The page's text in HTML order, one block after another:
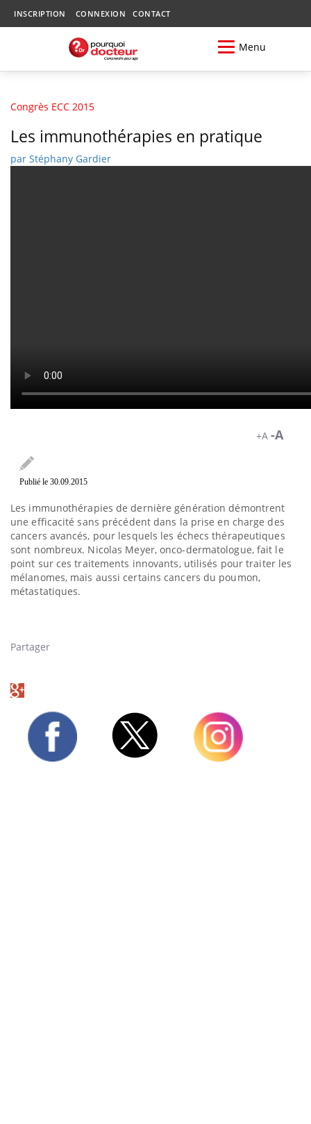
INSCRIPTION CONNEXION CONTACT
Menu
Congrès ECC 2015
Les immunothérapies en pratique
par Stéphany Gardier
+A -A
Publié le 30.09.2015
Les immunothérapies de dernière génération démontrent
une efficacité sans précédent dans la prise en charge des
cancers avancés, pour lesquels les échecs thérapeutiques
sont nombreux. Nicolas Meyer, onco-dermatologue, fait le
point sur ces traitements innovants, utilisés pour traiter les
mélanomes, mais aussi certains cancers du poumon,
métastatiques.
Partager